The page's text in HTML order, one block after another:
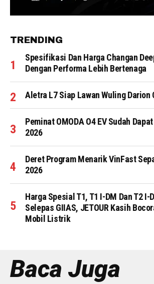
TRENDING
Spesifikasi Dan Harga Changan
Dengan Performa Lebih Bertenaga
Aletra L7 Siap Lawan Wuling Darion
Peminat OMODA O4 EV Sudah
2026
Deret Program Menarik VinFast
2026
Harga Spesial T1, T1 I-DM Dan T2 I-
Selepas GIIAS, JETOUR Kasih
Mobil Listrik
Baca Juga